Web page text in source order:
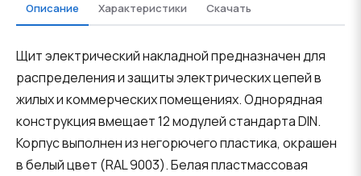
Описание Характеристики Скачать
Щит электрический накладной предназначен для
распределения и защиты электрических цепей в
жилых и коммерческих помещениях. Однорядная
конструкция вмещает 12 модулей стандарта DIN.
Корпус выполнен из негорючего пластика, окрашен
в белый цвет (RAL 9003). Белая пластмассовая